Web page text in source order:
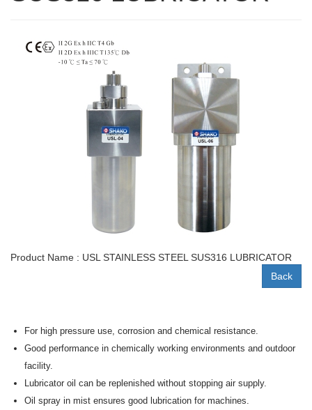
Product Name : USL STAINLESS STEEL SUS316 LUBRICATOR
Back
For high pressure use, corrosion and chemical resistance.
Good performance in chemically working environments and outdoor
facility.
Lubricator oil can be replenished without stopping air supply.
Oil spray in mist ensures good lubrication for machines.